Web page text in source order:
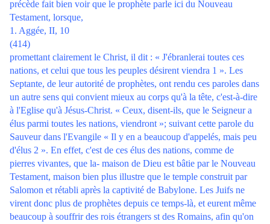
précède fait bien voir que le prophète parle ici du Nouveau
Testament, lorsque,
1. Aggée, II, 10
(414)
promettant clairement le Christ, il dit : « J'ébranlerai toutes ces
nations, et celui que tous les peuples désirent viendra 1 ». Les
Septante, de leur autorité de prophètes, ont rendu ces paroles dans
un autre sens qui convient mieux au corps qu'à la tête, c'est-à-dire
à l'Eglise qu'à Jésus-Christ. « Ceux, disent-ils, que le Seigneur a
élus parmi toutes les nations, viendront »; suivant cette parole du
Sauveur dans l'Evangile « Il y en a beaucoup d'appelés, mais peu
d'élus 2 ». En effet, c'est de ces élus des nations, comme de
pierres vivantes, que la- maison de Dieu est bâtie par le Nouveau
Testament, maison bien plus illustre que le temple construit par
Salomon et rétabli après la captivité de Babylone. Les Juifs ne
virent donc plus de prophètes depuis ce temps-là, et eurent même
beaucoup à souffrir des rois étrangers st des Romains, afin qu'on